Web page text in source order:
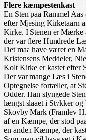
Flere kæmpestenkast
En Sten paa Rammel
efter Mjesing Kirketaarn
Kirke. I Stenen er Mærke
der var flere Hundrede
Det maa have været en
Kristensens Meddeler,
Kolt Kirke er kastet efter
Der var mange Læs i
Optegnelse fortæller, at
Odder. Han slyngede
længst slaaet i Stykker og
Skovby Mark (Framlev
af en Kæmpe, der stod
en anden Kæmpe, der